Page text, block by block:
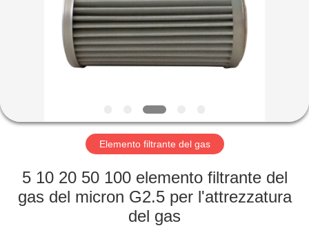
PRODOTTI
SPETTACOLO
SU
NOI
Elemento filtrante del gas
5 10 20 50 100 elemento filtrante del
gas del micron G2.5 per l'attrezzatura
del gas